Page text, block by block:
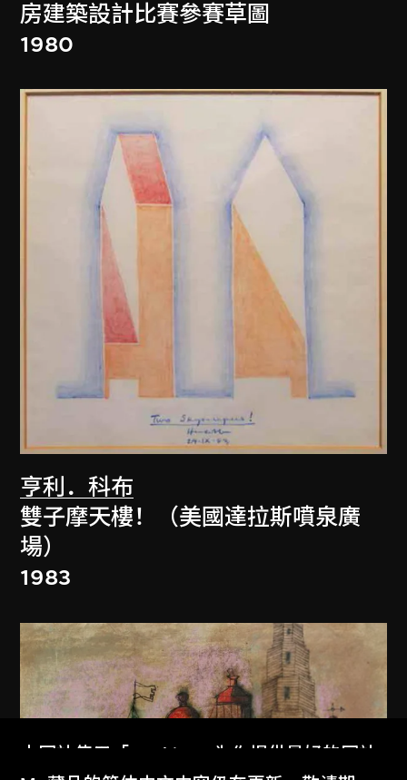
房建築設計比賽參賽草圖
1980
亨利．科布
雙子摩天樓！（美國達拉斯噴泉廣
場）
1983
本网站使用「Cookies」为你提供最好的网站